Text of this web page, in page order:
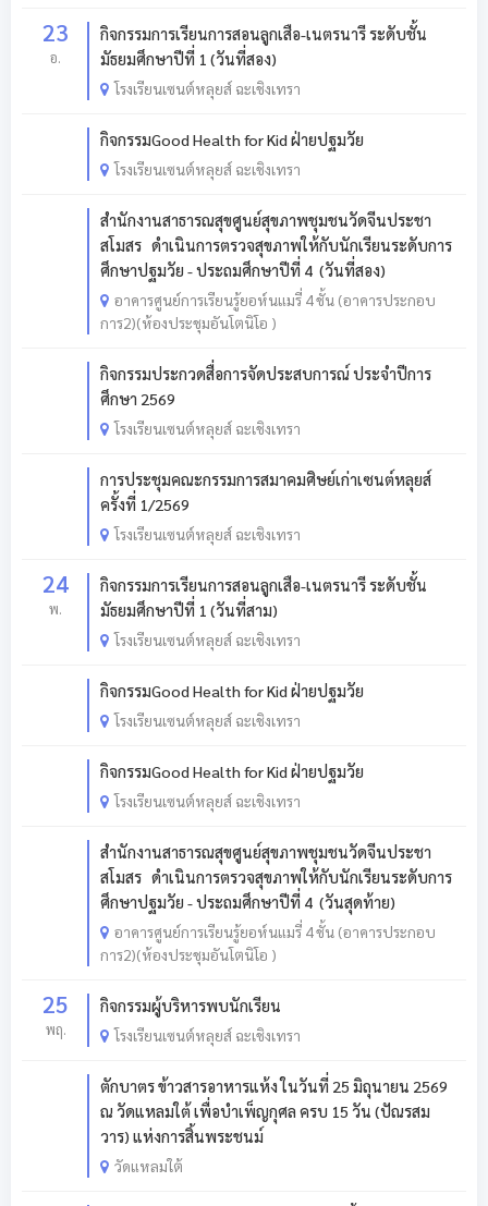
23
อ.
กิจกรรมการเรียนการสอนลูกเสือ-เนตรนารี ระดับชั้น
มัธยมศึกษาปีที่ 1 (วันที่สอง)
โรงเรียนเซนต์หลุยส์ ฉะเชิงเทรา
กิจกรรมGood Health for Kid ฝ่ายปฐมวัย
โรงเรียนเซนต์หลุยส์ ฉะเชิงเทรา
สำนักงานสาธารณสุขศูนย์สุขภาพชุมชนวัดจีนประชา
สโมสร ดำเนินการตรวจสุขภาพให้กับนักเรียนระดับการ
ศึกษาปฐมวัย - ประถมศึกษาปีที่ 4 (วันที่สอง)
อาคารศูนย์การเรียนรู้ยอห์นแมรี่ 4 ชั้น (อาคารประกอบ
การ2)(ห้องประชุมอันโตนิโอ )
กิจกรรมประกวดสื่อการจัดประสบการณ์ ประจำปีการ
ศึกษา 2569
โรงเรียนเซนต์หลุยส์ ฉะเชิงเทรา
การประชุมคณะกรรมการสมาคมศิษย์เก่าเซนต์หลุยส์
ครั้งที่ 1/2569
โรงเรียนเซนต์หลุยส์ ฉะเชิงเทรา
24
พ.
กิจกรรมการเรียนการสอนลูกเสือ-เนตรนารี ระดับชั้น
มัธยมศึกษาปีที่ 1 (วันที่สาม)
โรงเรียนเซนต์หลุยส์ ฉะเชิงเทรา
กิจกรรมGood Health for Kid ฝ่ายปฐมวัย
โรงเรียนเซนต์หลุยส์ ฉะเชิงเทรา
กิจกรรมGood Health for Kid ฝ่ายปฐมวัย
โรงเรียนเซนต์หลุยส์ ฉะเชิงเทรา
สำนักงานสาธารณสุขศูนย์สุขภาพชุมชนวัดจีนประชา
สโมสร ดำเนินการตรวจสุขภาพให้กับนักเรียนระดับการ
ศึกษาปฐมวัย - ประถมศึกษาปีที่ 4 (วันสุดท้าย)
อาคารศูนย์การเรียนรู้ยอห์นแมรี่ 4 ชั้น (อาคารประกอบ
การ2)(ห้องประชุมอันโตนิโอ )
25
พฤ.
กิจกรรมผู้บริหารพบนักเรียน
โรงเรียนเซนต์หลุยส์ ฉะเชิงเทรา
ตักบาตร ข้าวสารอาหารแห้ง ในวันที่ 25 มิถุนายน 2569
ณ วัดแหลมใต้ เพื่อบำเพ็ญกุศล ครบ 15 วัน (ปัณรสม
วาร) แห่งการสิ้นพระชนม์
วัดแหลมใต้